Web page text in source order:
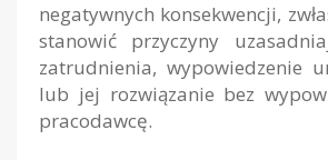
negatywnych konsekwencji,
stanowić przyczyny
zatrudnienia, wypowiedzenie
lub jej rozwiązanie bez
pracodawcę.